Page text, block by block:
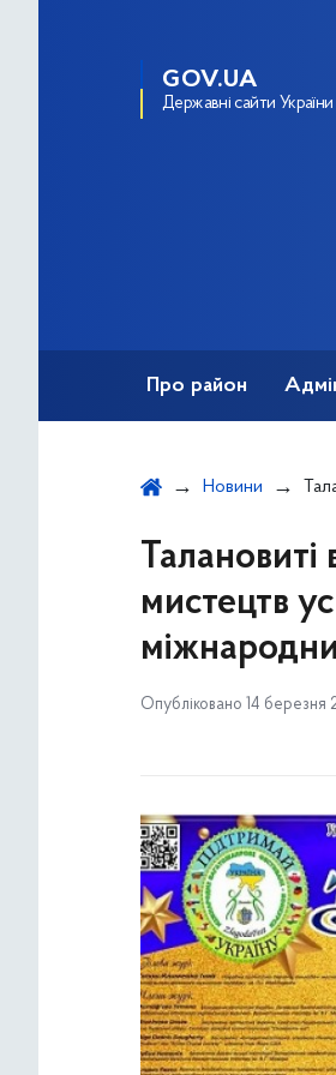
GOV.UA
Державні сайти України
Про район
Новини
мистецтв
Опубліковано 14 березня